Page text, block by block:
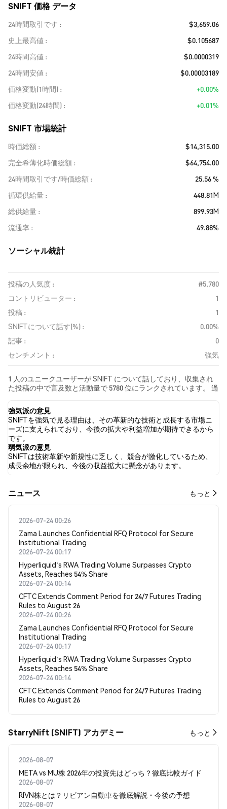
SNIFT 価格 データ
24時間取引です
$3,659.06
史上最高値
$0.105687
24時間高値
$0.0000319
24時間安値
$0.00003189
価格変動(1時間)
+0.00%
価格変動(24時間)
+0.01%
SNIFT 市場統計
時価総額
$14,315.00
完全希薄化時価総額
$64,754.00
24時間取引です/時価総額
25.56 %
循環供給量
448.81M
総供給量
899.93M
流通率
49.88%
ソーシャル統計
投稿の人気度 :
#5,780
コントリビューター :
1
投稿 :
1
SNIFTについて話す(%) :
0.00%
記事 :
0
センチメント :
強気
1 人のユニークユーザーが SNIFT について話しており、収集され
た投稿の中で言及数と活動量で 5780 位にランクされています。 過
情は 強気 でした。 最後に、SNIFT に関するニュース記事が 0 件公
開されました。 Twitterでは、100.00% のツイートが強気の感情を
示し、0.00% のツイートが弱気の感情を示しました。 0.00% のツ
イートは SNIFT に対して中立的でした。 これらの感情分析は 1 件
のツイートに基づいています。
強気派の意見
SNIFTを強気で見る理由は、その革新的な技術と成長する市場ニ
ーズに支えられており、今後の拡大や利益増加が期待できるから
です。
弱気派の意見
SNIFTは技術革新や新規性に乏しく、競合が激化しているため、
成長余地が限られ、今後の収益拡大に懸念があります。
​​ニュース​​ もっと
2026-07-24 00:26
Zama Launches Confidential RFQ Protocol for Secure
Institutional Trading
2026-07-24 00:17
Hyperliquid's RWA Trading Volume Surpasses Crypto
Assets, Reaches 54% Share
2026-07-24 00:14
CFTC Extends Comment Period for 24/7 Futures Trading
Rules to August 26
2026-07-24 00:26
Zama Launches Confidential RFQ Protocol for Secure
Institutional Trading
2026-07-24 00:17
Hyperliquid's RWA Trading Volume Surpasses Crypto
Assets, Reaches 54% Share
2026-07-24 00:14
CFTC Extends Comment Period for 24/7 Futures Trading
Rules to August 26
StarryNift (SNIFT) アカデミー もっと
2026-08-07
META vs MU株 2026年の投資先はどっち？徹底比較ガイド
2026-08-07
RIVN株とは？リビアン自動車を徹底解説・今後の予想
2026-08-07